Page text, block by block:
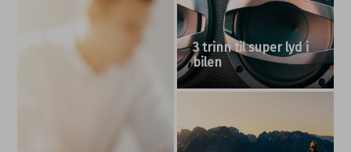
Bidrar til å løse
bemanningskrisen i
nordisk helsevesen